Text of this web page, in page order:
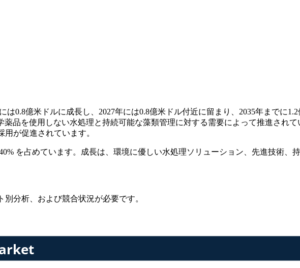
0.8億米ドルに成長し、2027年には0.8億米ドル付近に留まり、2035年までに
薬品を使用しない水処理と持続可能な藻類管理に対する需要によって推進され
が促進されています。
を占めています。成長は、環境に優しい水処理ソリューション、先進技術、
別分析、および競合状況が必要です。